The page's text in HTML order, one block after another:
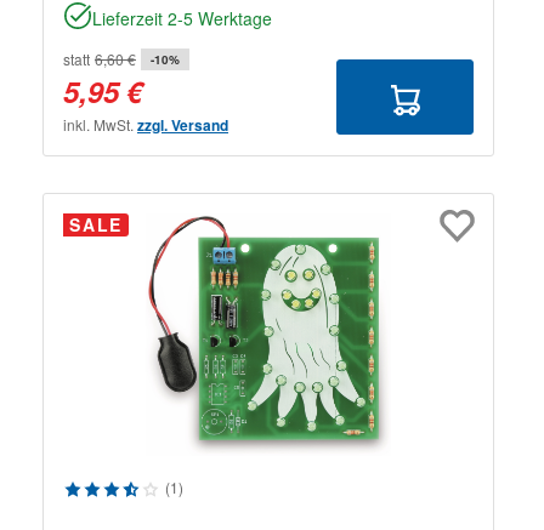
Lieferzeit 2-5 Werktage
statt 6,60 € -10%
5,95 €
inkl. MwSt. zzgl. Versand
SALE
Durchschnittliche Bewertung von 3.4 von 5 Sternen
(1)